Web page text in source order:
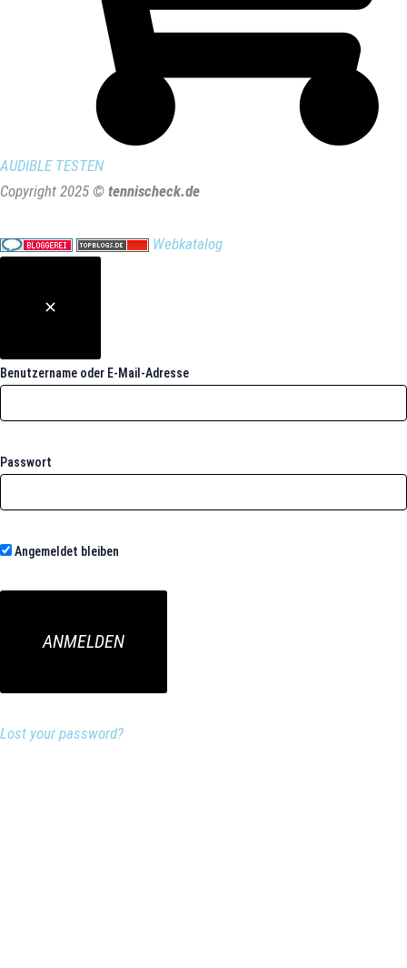
AUDIBLE TESTEN
Copyright 2025 © tennischeck.de
Webkatalog
Benutzername oder E-Mail-Adresse
Passwort
Angemeldet bleiben
Lost your password?